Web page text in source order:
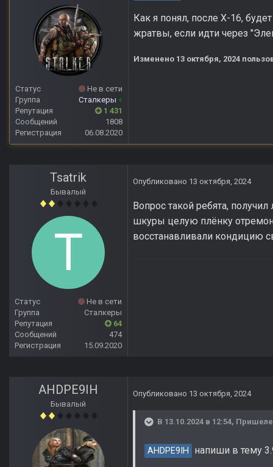
Статус
Не в сети
Группа
Сталкеры +
Репутация
1 431
Сообщений
1808
Регистрация
06.08.2020
Как я понял, после Х-16,
жратвы, если идти через
Изменено 13 октября, 2024
Tsatrik
Бывалый
Статус
Не в сети
Группа
Сталкеры
Репутация
64
Сообщений
474
Регистрация
15.09.2020
Опубликовано 13 октября, 2024
Вопрос такой ребята,
шкуры целую плёнку
восстанавливали кондицию
AHDPE9IH
Бывалый
Опубликовано 13 октября, 2024
В 13.10.2024 в 12:54,
AHDPE9IH напиши в тему